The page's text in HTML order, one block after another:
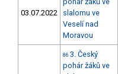
03.07.2022
slalomu ve
Veselí nad
Moravou
86 3. Český
pohár žáků ve